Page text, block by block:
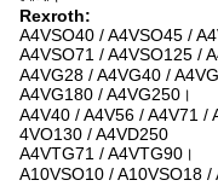
Rexroth:
A4VSO40 / A4VSO45 /
A4VSO71 / A4VSO125 /
A4VG28 / A4VG40 /
A4VG180 / A4VG250।
A4V40 / A4V56 / A4V71 /
4VO130 / A4VD250
A4VTG71 / A4VTG90।
A10VSO10 / A10VSO18